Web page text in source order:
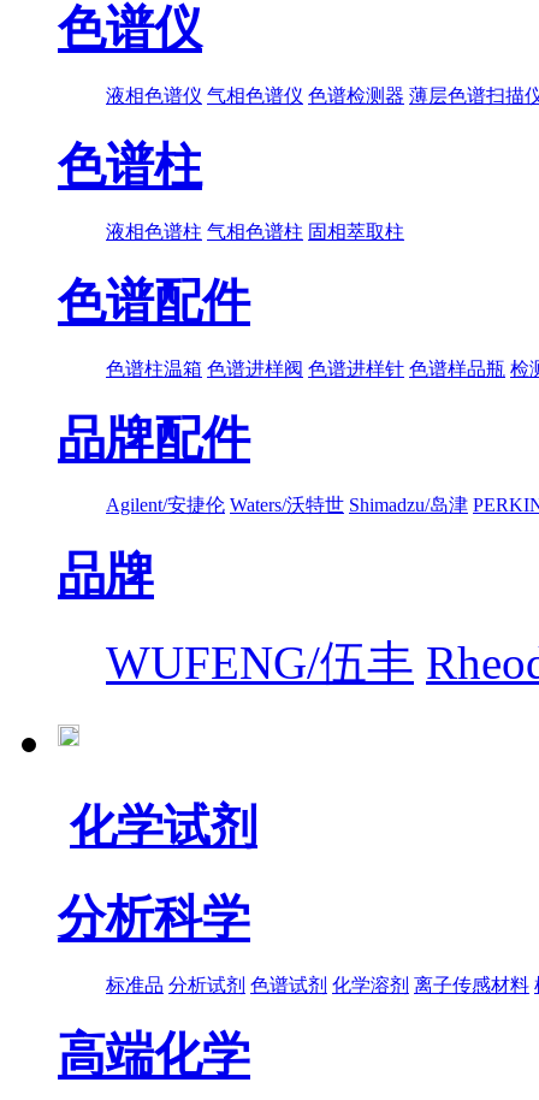
色谱仪
液相色谱仪 气相色谱仪 色谱检测器 薄层色谱扫描
色谱柱
液相色谱柱 气相色谱柱 固相萃取柱
色谱配件
色谱柱温箱 色谱进样阀 色谱进样针 色谱样品瓶 检
品牌配件
Agilent/安捷伦 Waters/沃特世 Shimadzu/岛津
品牌
WUFENG/伍丰
化学试剂
分析科学
标准品 分析试剂 色谱试剂 化学溶剂 离子传感材料
高端化学